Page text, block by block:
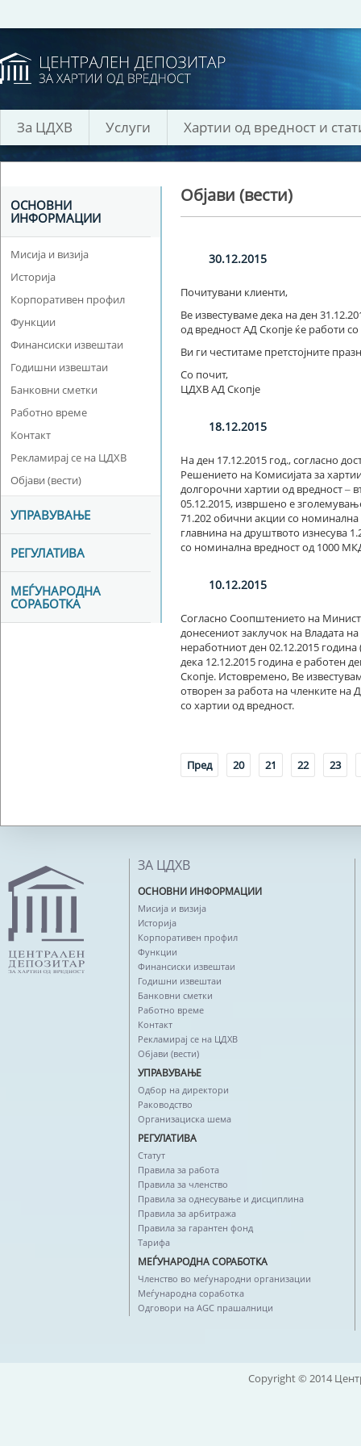
За ЦДХВ Услуги Хартии од вредност и
ОСНОВНИ
ИНФОРМАЦИИ
Мисија и визија
Историја
Корпоративен профил
Функции
Финансиски извештаи
Годишни извештаи
Банковни сметки
Работно време
Контакт
Рекламирај се на ЦДХВ
Објави (вести)
УПРАВУВАЊЕ
РЕГУЛАТИВА
МЕЃУНАРОДНА
СОРАБОТКА
Објави (вести)
30.12.2015
Почитувани клиенти,
Ве известуваме дека на ден
од вредност АД Скопје ќе работи
Ви ги честитаме претстојните
Со почит,
ЦДХВ АД Скопје
18.12.2015
На ден 17.12.2015 год., согласно
Решението на Комисијата за
долгорочни хартии од вредност ‒
05.12.2015, извршено е
71.202 обични акции со номинална
главнина на друштвото изнесува
со номинална вредност од 1000
10.12.2015
Согласно Соопштението на
донесениот заклучок на Владата
неработниот ден 02.12.2015 година
дека 12.12.2015 година е работен
Скопје. Истовремено, Ве
отворен за работа на членките на
со хартии од вредност.
Пред 20 21 22 23
ЗА ЦДХВ
ОСНОВНИ ИНФОРМАЦИИ
Мисија и визија
Историја
Корпоративен профил
Функции
Финансиски извештаи
Годишни извештаи
Банковни сметки
Работно време
Контакт
Рекламирај се на ЦДХВ
Објави (вести)
УПРАВУВАЊЕ
Одбор на директори
Раководство
Организациска шема
РЕГУЛАТИВА
Статут
Правила за работа
Правила за членство
Правила за однесување и дисциплина
Правила за арбитража
Правила за гарантен фонд
Тарифа
МЕЃУНАРОДНА СОРАБОТКА
Членство во меѓународни организации
Меѓународна соработка
Одговори на AGC прашалници
Copyright © 2014